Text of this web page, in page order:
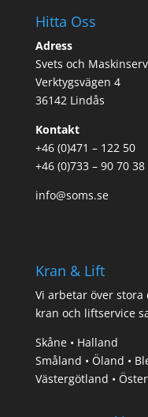
Hitta Oss
Adress
Svets och
Verktygsvägen 4
36142 Lindås
Kontakt
+46 (0)471 – 122 50
+46 (0)733 – 90 70 38
info@soms.se
Kran & Lift
Vi arbetar över stora
kran och liftservice
Skåne • Halland
Småland • Öland •
Västergötland •